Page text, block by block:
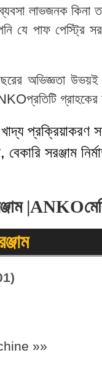
লাভজনক কিনা তা
যে পাফ পেস্ট্রি
অভিজ্ঞতা উভয়ই
গ্রাহকের
প্রক্রিয়াকরণ
সরঞ্জাম
»»